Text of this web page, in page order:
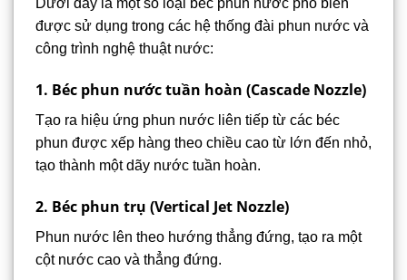
Dưới đây là một số loại béc phun nước phổ biến
được sử dụng trong các hệ thống đài phun nước và
công trình nghệ thuật nước:
1. Béc phun nước tuần hoàn (Cascade Nozzle)
Tạo ra hiệu ứng phun nước liên tiếp từ các béc
phun được xếp hàng theo chiều cao từ lớn đến nhỏ,
tạo thành một dãy nước tuần hoàn.
2. Béc phun trụ (Vertical Jet Nozzle)
Phun nước lên theo hướng thẳng đứng, tạo ra một
cột nước cao và thẳng đứng.